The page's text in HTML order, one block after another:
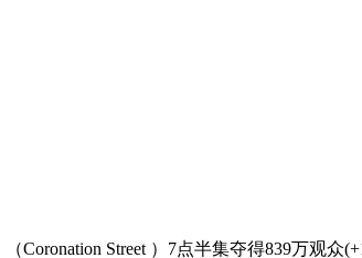
Street ）7点半集夺得839万观众